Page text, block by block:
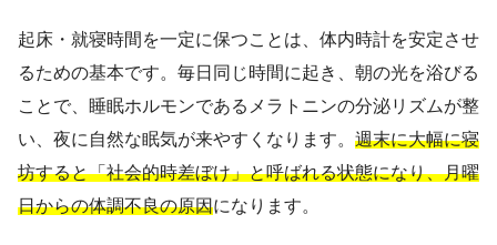
起床・就寝時間を一定に保つことは、体内時計を安定させ
るための基本です。毎日同じ時間に起き、朝の光を浴びる
ことで、睡眠ホルモンであるメラトニンの分泌リズムが整
い、夜に自然な眠気が来やすくなります。 週末に大幅に寝
坊すると「社会的時差ぼけ」と呼ばれる状態になり、月曜
日からの体調不良の原因になります。